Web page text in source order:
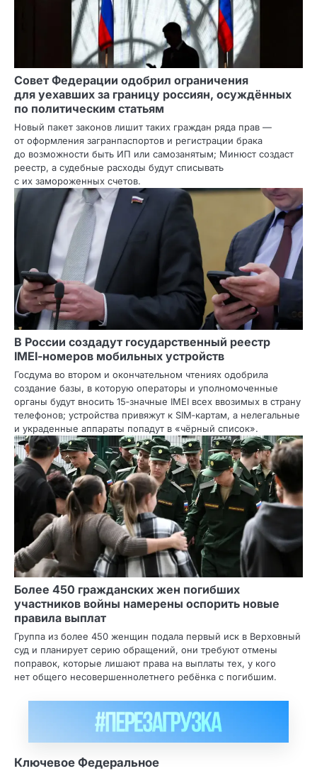
Совет Федерации одобрил ограничения
для уехавших за границу россиян, осуждённых
по политическим статьям
Новый пакет законов лишит таких граждан ряда прав —
от оформления загранпаспортов и регистрации брака
до возможности быть ИП или самозанятым; Минюст создаст
реестр, а судебные расходы будут списывать
с их замороженных счетов.
В России создадут государственный реестр
IMEI‑номеров мобильных устройств
Госдума во втором и окончательном чтениях одобрила
создание базы, в которую операторы и уполномоченные
органы будут вносить 15‑значные IMEI всех ввозимых в страну
телефонов; устройства привяжут к SIM‑картам, а нелегальные
и украденные аппараты попадут в «чёрный список».
Более 450 гражданских жен погибших
участников войны намерены оспорить новые
правила выплат
Группа из более 450 женщин подала первый иск в Верховный
суд и планирует серию обращений, они требуют отмены
поправок, которые лишают права на выплаты тех, у кого
нет общего несовершеннолетнего ребёнка с погибшим.
Ключевое Федеральное